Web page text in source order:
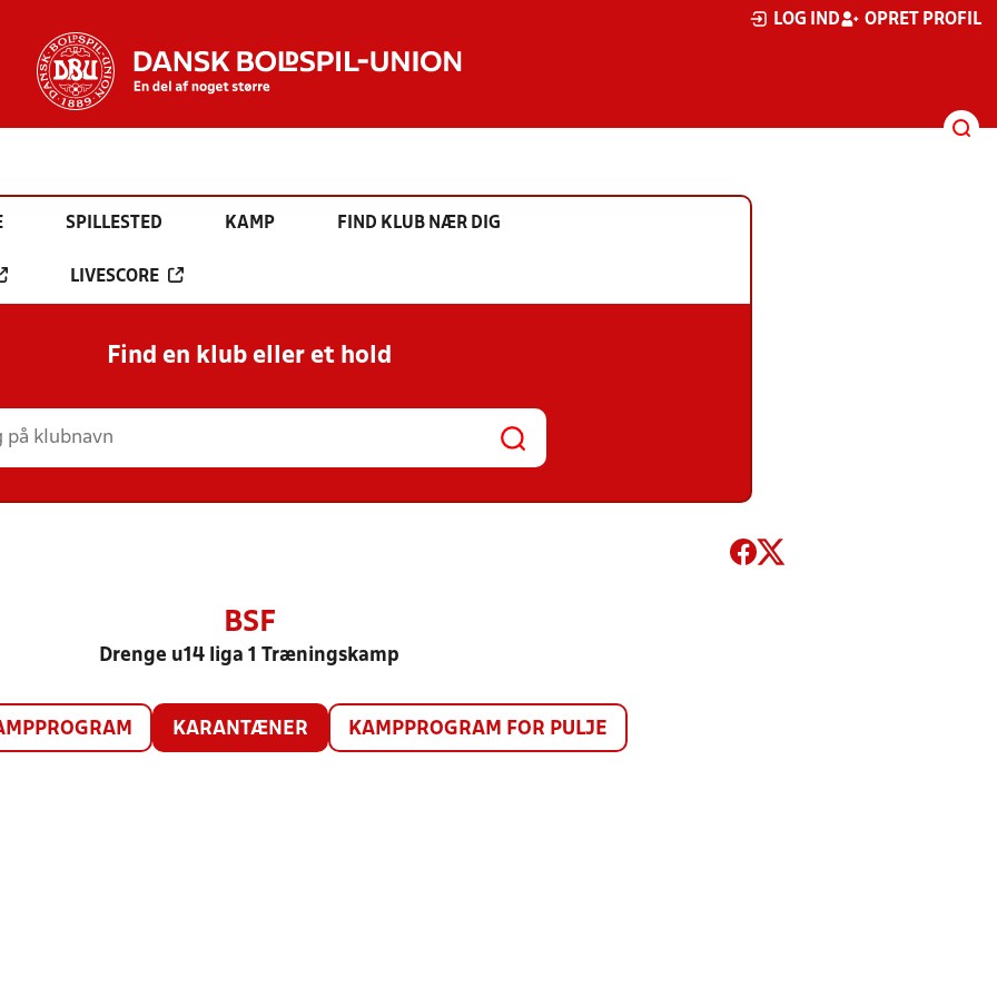
LOG IND OPRET PROFIL
SPILLESTED KAMP FIND KLUB NÆR DIG
LIVESCORE
Find en klub eller et hold
BSF
Drenge u14 liga 1 Træningskamp
KARANTÆNER KAMPPROGRAM FOR PULJE